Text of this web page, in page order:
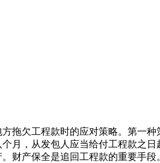
拖欠工程款时的应对策略。第一
月，从发包人应当给付工程款之
财产保全是追回工程款的重要手